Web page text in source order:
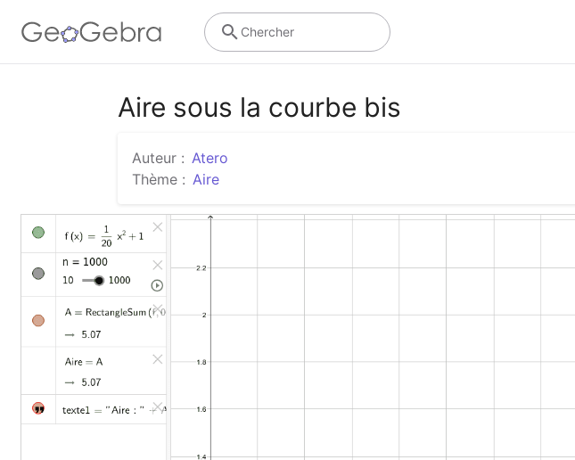
Chercher
Aire sous la courbe bis
Auteur : Atero
Thème : Aire